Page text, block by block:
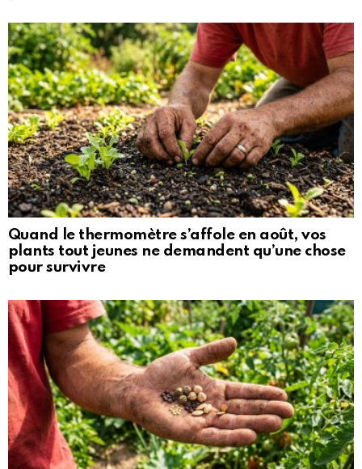
Quand le thermomètre s’affole en août, vos
plants tout jeunes ne demandent qu’une chose
pour survivre